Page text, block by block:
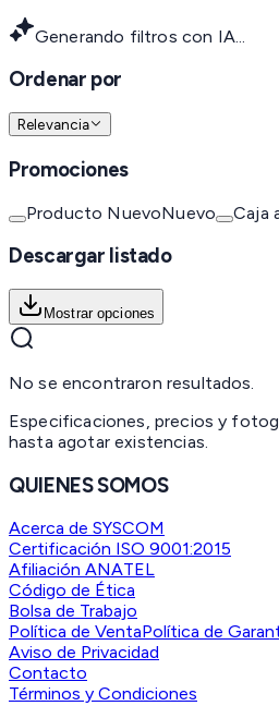
Generando filtros con IA...
Ordenar por
Relevancia
Promociones
Producto NuevoNuevo Caja
Descargar listado
Mostrar opciones
No se encontraron resultados.
Especificaciones, precios y
hasta agotar existencias.
QUIENES SOMOS
Acerca de SYSCOM
Certificación ISO 9001:2015
Afiliación ANATEL
Código de Ética
Bolsa de Trabajo
Política de VentaPolítica de
Aviso de Privacidad
Contacto
Términos y Condiciones